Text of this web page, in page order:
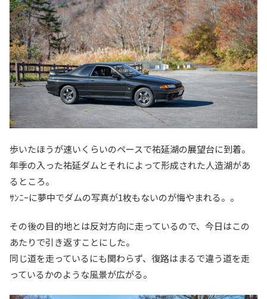
歩いたほうが速いくらいのペースで祐延湖の展望台に到着。
年季の入った祐延ダムとそれによって形成された人造湖があ
るところ。
ｻﾝﾆｰに夢中でダムの写真が1枚もないのが悔やまれる。。
その後の目的地とは反対方向に走っているので、今日はこの
あたりで引き返すことにした。
同じ道を走っているにも関わらず、復路はまるで違う道を走
っているかのような風景が広がる。